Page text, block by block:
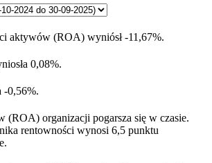
aktywów (ROA) wyniósł -11,67%.
0,08%.
-0,56%.
(ROA) organizacji pogarsza się w czasie.
rentowności wynosi 6,5 punktu